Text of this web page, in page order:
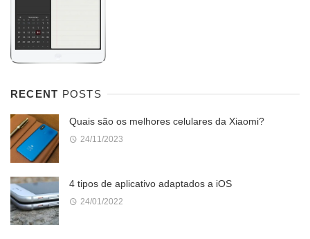
RECENT POSTS
Quais são os melhores celulares da Xiaomi?
24/11/2023
4 tipos de aplicativo adaptados a iOS
24/01/2022